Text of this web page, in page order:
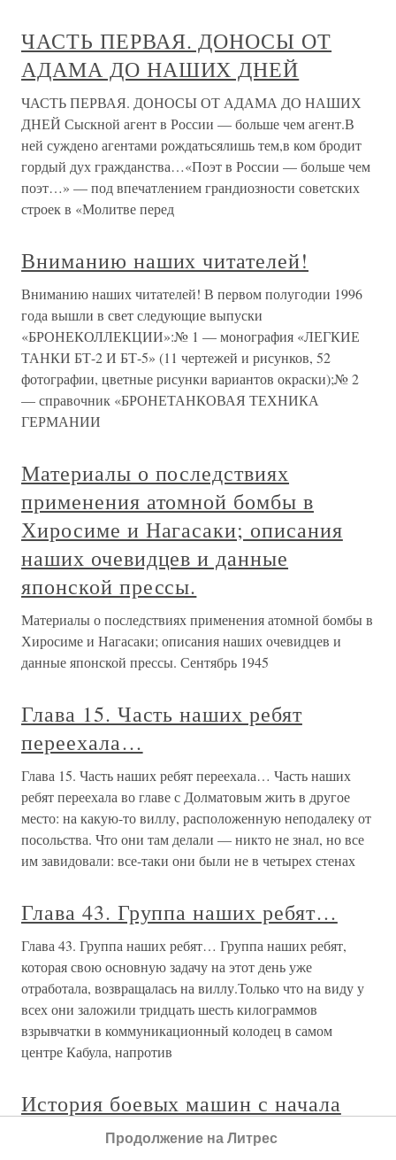
ЧАСТЬ ПЕРВАЯ. ДОНОСЫ ОТ
АДАМА ДО НАШИХ ДНЕЙ
ЧАСТЬ ПЕРВАЯ. ДОНОСЫ ОТ АДАМА ДО НАШИХ
ДНЕЙ Сыскной агент в России — больше чем агент.В
ней суждено агентами рождатьсялишь тем,в ком бродит
гордый дух гражданства…«Поэт в России — больше чем
поэт…» — под впечатлением грандиозности советских
строек в «Молитве перед
Вниманию наших читателей!
Вниманию наших читателей! В первом полугодии 1996
года вышли в свет следующие выпуски
«БРОНЕКОЛЛЕКЦИИ»:№ 1 — монография «ЛЕГКИЕ
ТАНКИ БТ-2 И БТ-5» (11 чертежей и рисунков, 52
фотографии, цветные рисунки вариантов окраски);№ 2
— справочник «БРОНЕТАНКОВАЯ ТЕХНИКА
ГЕРМАНИИ
Материалы о последствиях
применения атомной бомбы в
Хиросиме и Нагасаки; описания
наших очевидцев и данные
японской прессы.
Материалы о последствиях применения атомной бомбы в
Хиросиме и Нагасаки; описания наших очевидцев и
данные японской прессы. Сентябрь 1945
Глава 15. Часть наших ребят
переехала…
Глава 15. Часть наших ребят переехала… Часть наших
ребят переехала во главе с Долматовым жить в другое
место: на какую-то виллу, расположенную неподалеку от
посольства. Что они там делали — никто не знал, но все
им завидовали: все-таки они были не в четырех стенах
Глава 43. Группа наших ребят…
Глава 43. Группа наших ребят… Группа наших ребят,
которая свою основную задачу на этот день уже
отработала, возвращалась на виллу.Только что на виду у
всех они заложили тридцать шесть килограммов
взрывчатки в коммуникационный колодец в самом
центре Кабула, напротив
История боевых машин с начала
XX века до наших дней
Продолжение на Литрес